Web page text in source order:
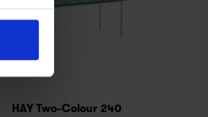
HAY Two-Colour 240